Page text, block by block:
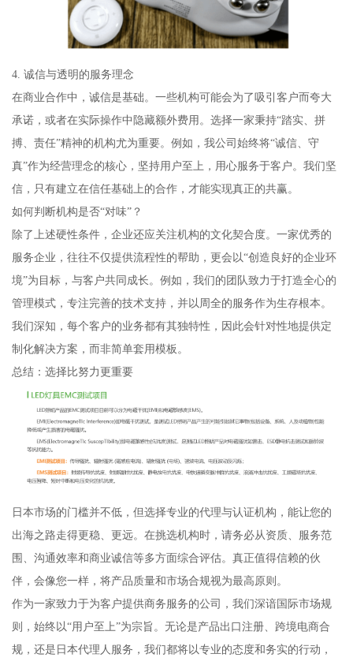
4. 诚信与透明的服务理念
在商业合作中，诚信是基础。一些机构可能会为了吸引客户而夸大
承诺，或者在实际操作中隐藏额外费用。选择一家秉持“踏实、拼
搏、责任”精神的机构尤为重要。例如，我公司始终将“诚信、守
真”作为经营理念的核心，坚持用户至上，用心服务于客户。我们坚
信，只有建立在信任基础上的合作，才能实现真正的共赢。
如何判断机构是否“对味”？
除了上述硬性条件，企业还应关注机构的文化契合度。一家优秀的
服务企业，往往不仅提供流程性的帮助，更会以“创造良好的企业环
境”为目标，与客户共同成长。例如，我们的团队致力于打造全心的
管理模式，专注完善的技术支持，并以周全的服务作为生存根本。
我们深知，每个客户的业务都有其独特性，因此会针对性地提供定
制化解决方案，而非简单套用模板。
总结：选择比努力更重要
日本市场的门槛并不低，但选择专业的代理与认证机构，能让您的
出海之路走得更稳、更远。在挑选机构时，请务必从资质、服务范
围、沟通效率和商业诚信等多方面综合评估。真正值得信赖的伙
伴，会像您一样，将产品质量和市场合规视为最高原则。
作为一家致力于为客户提供商务服务的公司，我们深谙国际市场规
则，始终以“用户至上”为宗旨。无论是产品出口注册、跨境电商合
规，还是日本代理人服务，我们都将以专业的态度和务实的行动，